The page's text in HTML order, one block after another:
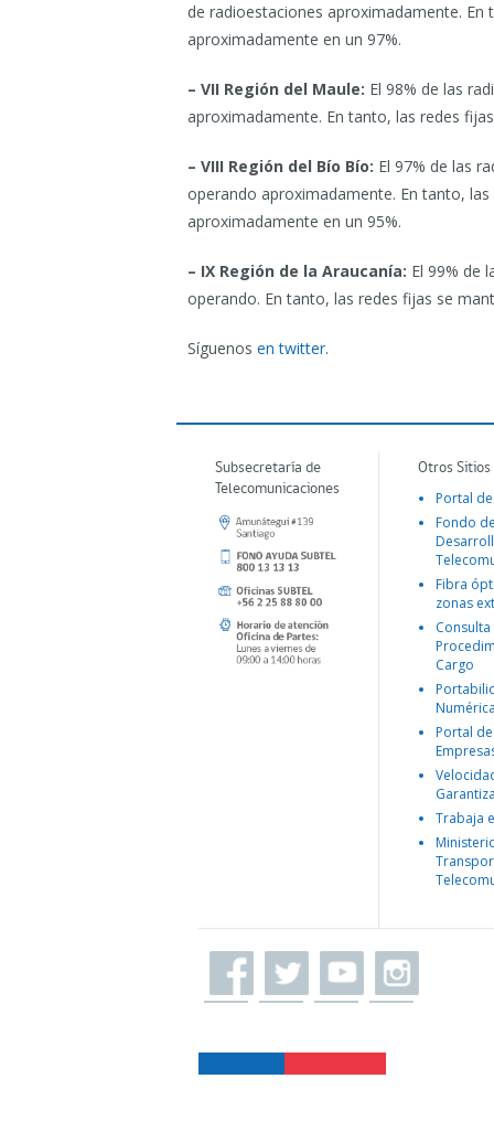
de radioestaciones aproximadamente.
aproximadamente en un 97%.
– VII Región del Maule: El 98% de las
aproximadamente. En tanto, las redes
– VIII Región del Bío Bío: El 97% de las
operando aproximadamente. En tanto,
aproximadamente en un 95%.
– IX Región de la Araucanía: El 99% de
operando. En tanto, las redes fijas se
Síguenos en twitter.
Subsecretaría de
Telecomunicaciones
Otros
Portal
Fondo
Fibra
zonas
Consulta
Cargo
Portal
Trabaja